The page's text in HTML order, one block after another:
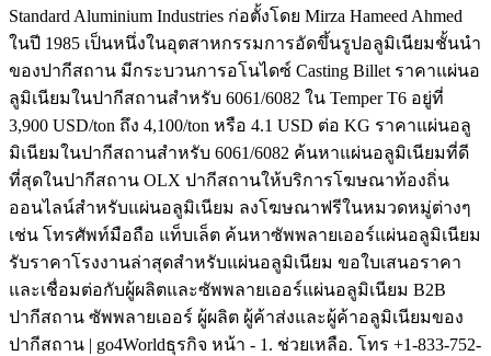
Standard Aluminium Industries ก่อตั้งโดย Mirza Hameed Ahmed
ในปี 1985 เป็นหนึ่งในอุตสาหกรรมการอัดขึ้นรูปอลูมิเนียมชั้นนำ
ของปากีสถาน มีกระบวนการอโนไดซ์ Casting Billet ราคาแผ่นอ
ลูมิเนียมในปากีสถานสำหรับ 6061/6082 ใน Temper T6 อยู่ที่
3,900 USD/ton ถึง 4,100/ton หรือ 4.1 USD ต่อ KG ราคาแผ่นอลู
มิเนียมในปากีสถานสำหรับ 6061/6082 ค้นหาแผ่นอลูมิเนียมที่ดี
ที่สุดในปากีสถาน OLX ปากีสถานให้บริการโฆษณาท้องถิ่น
ออนไลน์สำหรับแผ่นอลูมิเนียม ลงโฆษณาฟรีในหมวดหมู่ต่างๆ
เช่น โทรศัพท์มือถือ แท็บเล็ต ค้นหาซัพพลายเออร์แผ่นอลูมิเนียม
รับราคาโรงงานล่าสุดสำหรับแผ่นอลูมิเนียม ขอใบเสนอราคา
และเชื่อมต่อกับผู้ผลิตและซัพพลายเออร์แผ่นอลูมิเนียม B2B
ปากีสถาน ซัพพลายเออร์ ผู้ผลิต ผู้ค้าส่งและผู้ค้าอลูมิเนียมของ
ปากีสถาน | go4Worldธุรกิจ หน้า - 1. ช่วยเหลือ. โทร +1-833-752-